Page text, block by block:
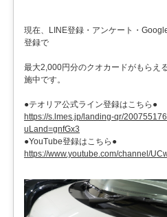
現在、LINE登録・アンケート・
登録で
最大2,000円分のクオカードがもらえ
施中です。
●テオリア公式ライン登録はこちら●
https://s.lmes.jp/landing-qr/
uLand=gnfGx3
●YouTube登録はこちら●
https://www.youtube.com/channel/